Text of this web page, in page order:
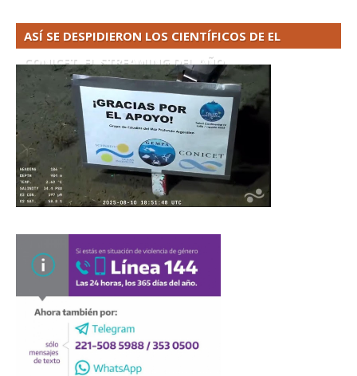
ASÍ SE DESPIDIERON LOS CIENTÍFICOS DE EL
CONICET. EL STREAMING DEL AÑO